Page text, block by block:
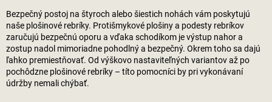
Bezpečný postoj na štyroch alebo šiestich nohách vám poskytujú
naše plošinové rebríky. Protišmykové plošiny a podesty rebríkov
zaručujú bezpečnú oporu a vďaka schodíkom je výstup nahor a
zostup nadol mimoriadne pohodlný a bezpečný. Okrem toho sa dajú
ľahko premiestňovať. Od výškovo nastaviteľných variantov až po
pochôdzne plošinové rebríky – títo pomocníci by pri vykonávaní
údržby nemali chýbať.